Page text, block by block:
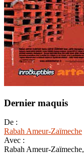
Dernier maquis
De :
Rabah Ameur-Zaïmeche
Avec :
Rabah Ameur-